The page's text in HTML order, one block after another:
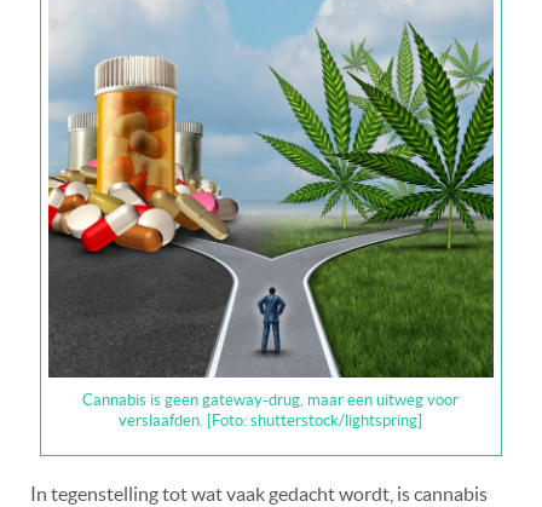
Cannabis is geen gateway-drug, maar een uitweg voor
verslaafden. [Foto: shutterstock/lightspring]
In tegenstelling tot wat vaak gedacht wordt, is cannabis